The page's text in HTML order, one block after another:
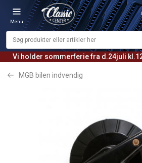
Vi holder sommerferie fra d.24juli
Menu
MGB bilen indvendig